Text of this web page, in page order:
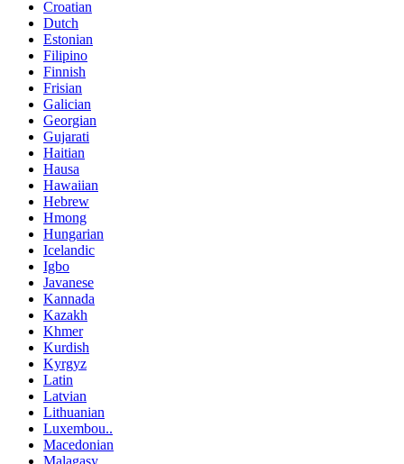
Croatian
Dutch
Estonian
Filipino
Finnish
Frisian
Galician
Georgian
Gujarati
Haitian
Hausa
Hawaiian
Hebrew
Hmong
Hungarian
Icelandic
Igbo
Javanese
Kannada
Kazakh
Khmer
Kurdish
Kyrgyz
Latin
Latvian
Lithuanian
Luxembou..
Macedonian